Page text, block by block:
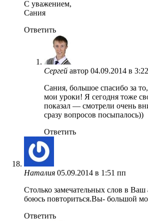
С уважением,
Сания
Ответить
Сергей автор 04.09.2014 в
Сания, большое спасибо за
мои уроки! Я сегодня тоже
показал — смотрели очень
сразу вопросов посыпалось))
Ответить
Наталия 05.09.2014 в 1:51 пп
Столько замечательных слов в Ваш
боюсь повториться.Вы- большой
Ответить